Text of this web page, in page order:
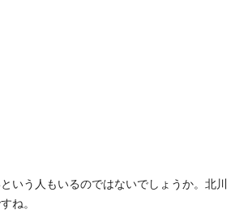
いう人もいるのではないでしょうか。北川
ね。